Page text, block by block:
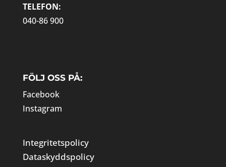
TELEFON:
040-86 900
FÖLJ OSS PÅ:
Facebook
Instagram
Integritetspolicy
Dataskyddspolicy